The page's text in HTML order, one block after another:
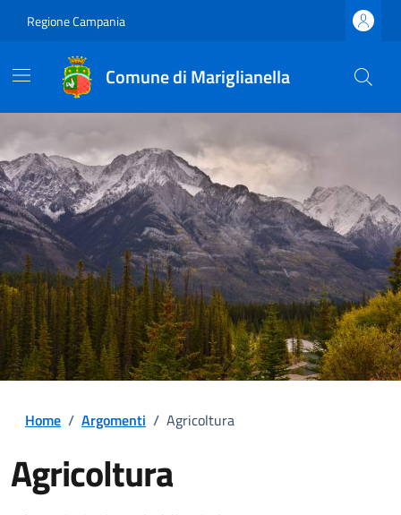
Regione Campania
Comune di Mariglianella
Home / Argomenti / Agricoltura
Agricoltura